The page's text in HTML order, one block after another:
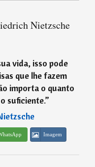
Nietzsche
vida, isso pode
que lhe fazem
importa o quanto
suficiente.”
Imagem